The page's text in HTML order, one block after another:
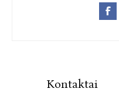
Kontaktai